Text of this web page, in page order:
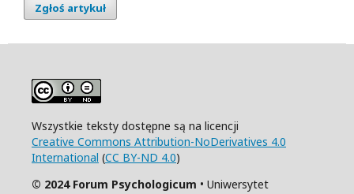
Zgłoś artykuł
Wszystkie teksty dostępne są na licencji
Creative Commons Attribution-NoDerivatives 4.0
International (CC BY-ND 4.0)
© 2024 Forum Psychologicum • Uniwersytet